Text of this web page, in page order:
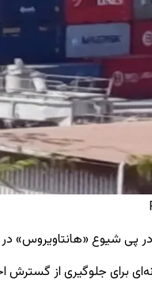
پی شیوع «هانتاویروس»
برای جلوگیری از